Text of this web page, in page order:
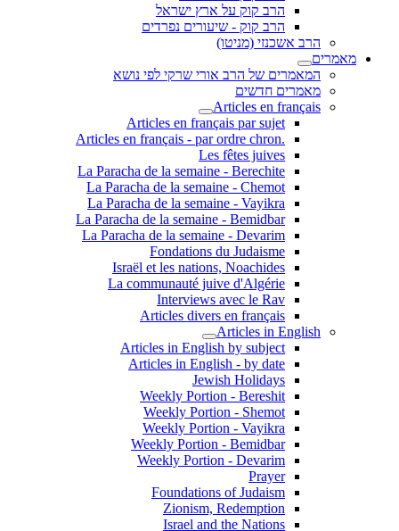
הרב קוק על ארץ ישראל
הרב קוק - שיעורים נפרדים
הרב אשכנזי (מניטו)
מאמרים
המאמרים של הרב אורי שרקי לפי נושא
מאמרים חדשים
Articles en français
Articles en français par sujet
.Articles en français - par ordre chron
Les fêtes juives
La Paracha de la semaine - Berechite
La Paracha de la semaine - Chemot
La Paracha de la semaine - Vayikra
La Paracha de la semaine - Bemidbar
La Paracha de la semaine - Devarim
Fondations du Judaisme
Israël et les nations, Noachides
La communauté juive d'Algérie
Interviews avec le Rav
Articles divers en français
Articles in English
Articles in English by subject
Articles in English - by date
Jewish Holidays
Weekly Portion - Bereshit
Weekly Portion - Shemot
Weekly Portion - Vayikra
Weekly Portion - Bemidbar
Weekly Portion - Devarim
Prayer
Foundations of Judaism
Zionism, Redemption
Israel and the Nations